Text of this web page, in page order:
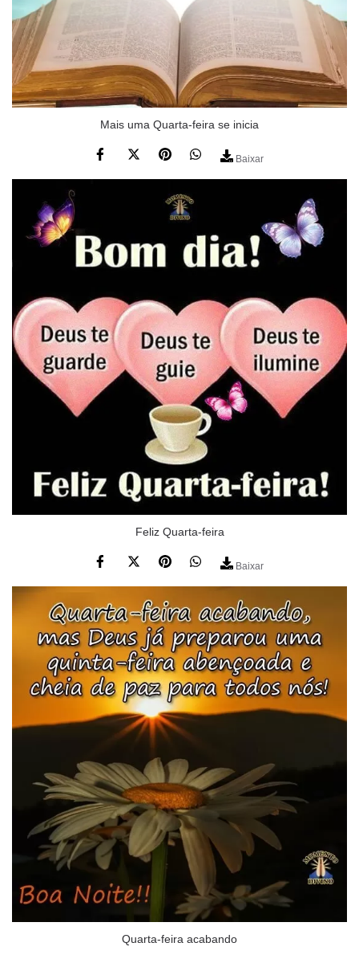
Mais uma Quarta-feira se inicia
Baixar
Feliz Quarta-feira
Baixar
Quarta-feira acabando